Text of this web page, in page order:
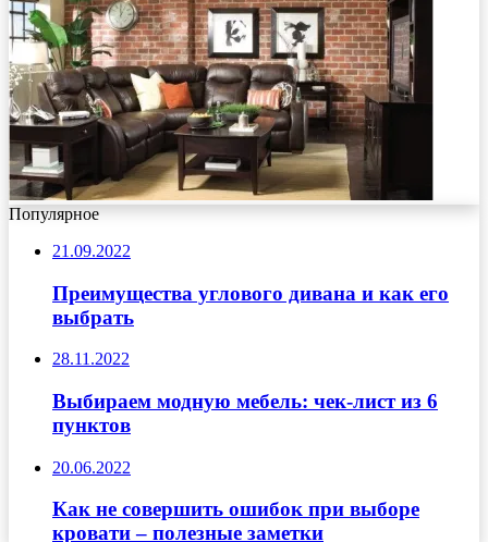
Популярное
21.09.2022
Преимущества углового дивана и как его
выбрать
28.11.2022
Выбираем модную мебель: чек-лист из 6
пунктов
20.06.2022
Как не совершить ошибок при выборе
кровати – полезные заметки